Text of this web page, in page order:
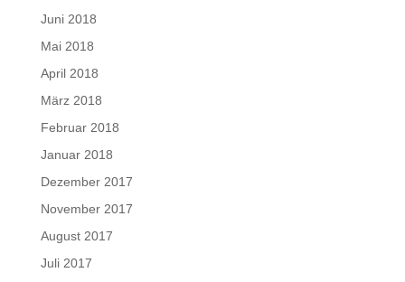
Juni 2018
Mai 2018
April 2018
März 2018
Februar 2018
Januar 2018
Dezember 2017
November 2017
August 2017
Juli 2017